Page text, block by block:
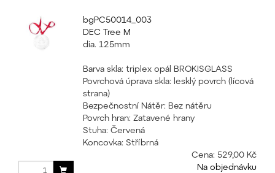
bgPC50014_003
DEC Tree M
dia. 125mm
Barva skla: triplex opál BROKISGLASS
Povrchová úprava skla: lesklý povrch (lícová
strana)
Bezpečnostní Nátěr: Bez nátěru
Povrch hran: Zatavené hrany
Stuha: Červená
Koncovka: Stříbrná
Cena: 529,00 Kč
Na objednávku